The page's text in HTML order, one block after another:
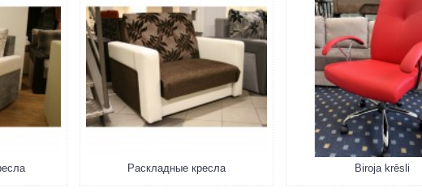
Раскладные кресла Biroja krēsli